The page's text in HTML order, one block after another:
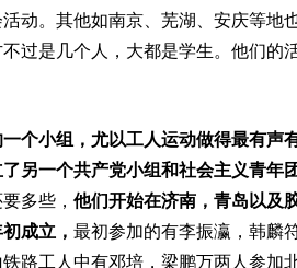
动。其他如南京、芜湖、安庆等地
过是几个人，大都是学生。他们的
个小组，尤以工人运动做得最有声有
另一个共产党小组和社会主义青年团
多些， 他们开始在济南，青岛以及
成立， 最初参加的有李振瀛，韩麟
路工人中有邓培，梁鹏万两人参加